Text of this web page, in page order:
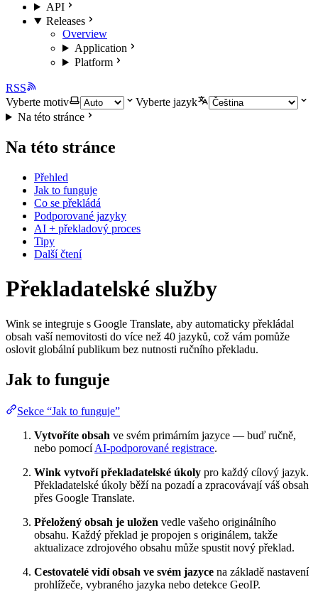
API
Releases
Overview
Application
Platform
RSS
Vyberte motiv
Vyberte jazyk
Na této stránce
Na této stránce
Přehled
Jak to funguje
Co se překládá
Podporované jazyky
AI + překladový proces
Tipy
Další čtení
Překladatelské služby
Wink se integruje s Google Translate, aby automaticky překládal
obsah vaší nemovitosti do více než 40 jazyků, což vám pomůže
oslovit globální publikum bez nutnosti ručního překladu.
Jak to funguje
Sekce “Jak to funguje”
Vytvoříte obsah ve svém primárním jazyce — buď ručně,
nebo pomocíAI-podporované registrace.
Wink vytvoří překladatelské úkoly pro každý cílový jazyk.
Překladatelské úkoly běží na pozadí a zpracovávají váš obsah
přes Google Translate.
Přeložený obsah je uložen vedle vašeho originálního
obsahu. Každý překlad je propojen s originálem, takže
aktualizace zdrojového obsahu může spustit nový překlad.
Cestovatelé vidí obsah ve svém jazyce na základě nastavení
prohlížeče, vybraného jazyka nebo detekce GeoIP.